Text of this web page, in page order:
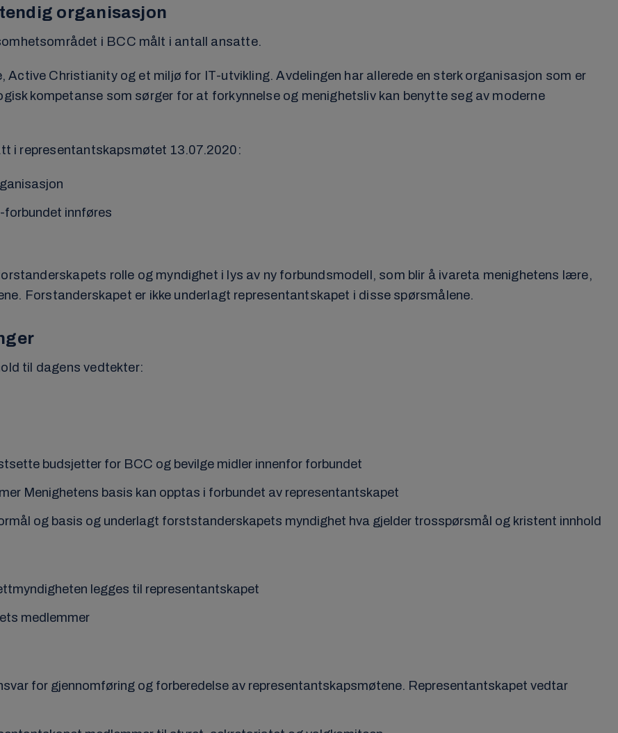
organisasjon
i BCC målt i antall ansatte.
Christianity og et miljø for IT-utvikling. Avdelingen har allerede en sterk organisasjon som er
kompetanse som sørger for at forkynnelse og menighetsliv kan benytte seg av moderne
i representantskapsmøtet 13.07.2020:
forbundet innføres
rolle og myndighet i lys av ny forbundsmodell, som blir å ivareta menighetens lære,
Forstanderskapet er ikke underlagt representantskapet i disse spørsmålene.
til dagens vedtekter:
budsjetter for BCC og bevilge midler innenfor forbundet
Menighetens basis kan opptas i forbundet av representantskapet
og basis og underlagt forststanderskapets myndighet hva gjelder trosspørsmål og kristent innhold
legges til representantskapet
medlemmer
for gjennomføring og forberedelse av representantskapsmøtene. Representantskapet vedtar